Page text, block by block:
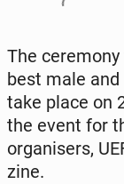
The
best male
take place on
the event for
or­gan­is­ers,
zine.